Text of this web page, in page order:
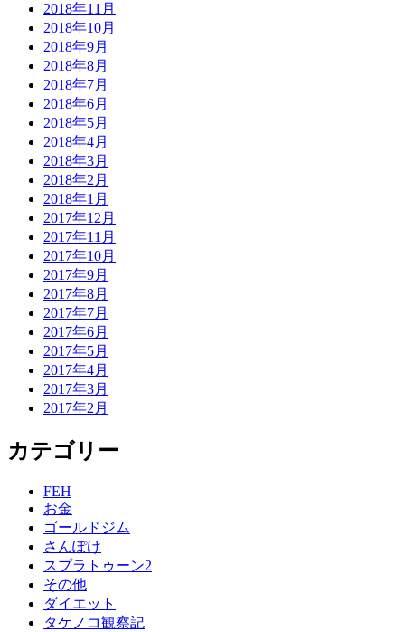
2018年11月
2018年10月
2018年9月
2018年8月
2018年7月
2018年6月
2018年5月
2018年4月
2018年3月
2018年2月
2018年1月
2017年12月
2017年11月
2017年10月
2017年9月
2017年8月
2017年7月
2017年6月
2017年5月
2017年4月
2017年3月
2017年2月
カテゴリー
FEH
お金
ゴールドジム
さんぽけ
スプラトゥーン2
その他
ダイエット
タケノコ観察記